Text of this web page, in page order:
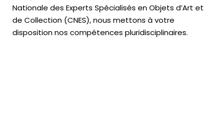
Nationale des Experts Spécialisés en Objets d’Art et
de Collection (CNES),nous mettons à votre
disposition nos compétences pluridisciplinaires.